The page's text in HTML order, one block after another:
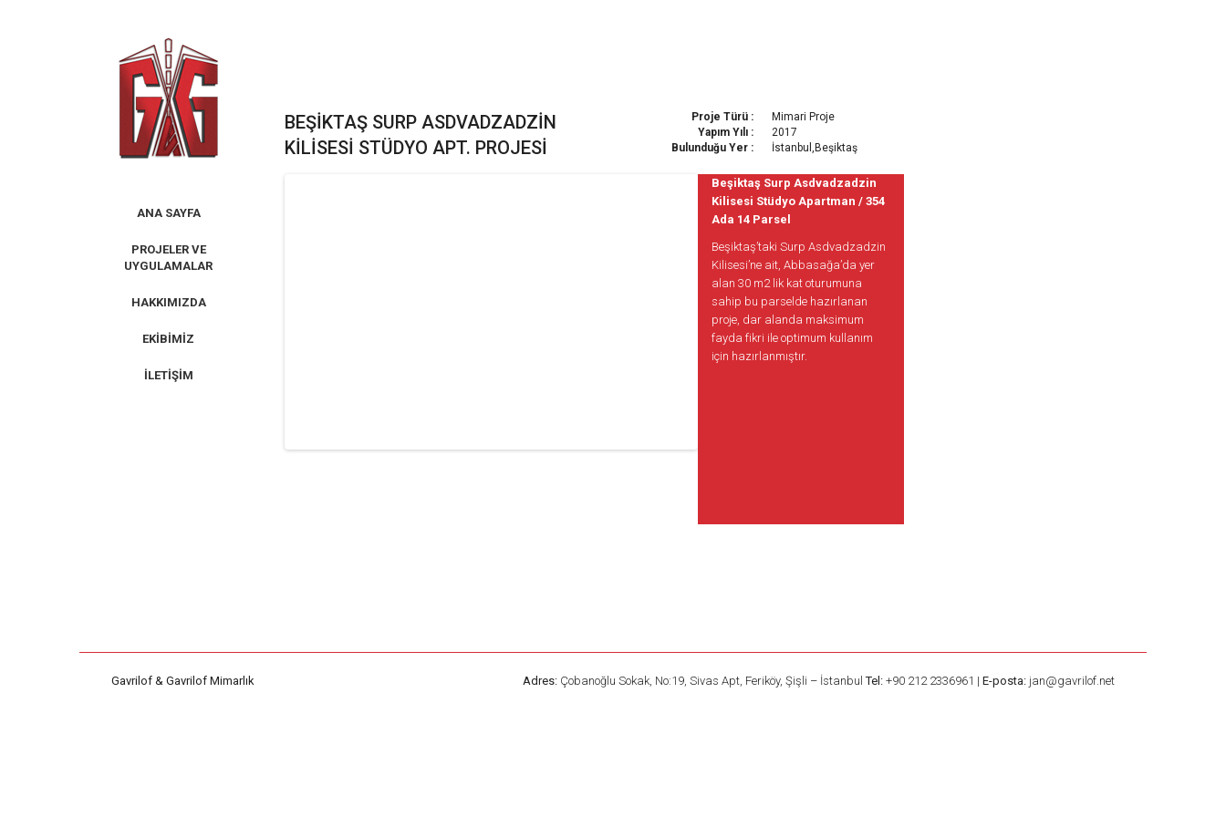
ANA SAYFA
PROJELER VE
UYGULAMALAR
HAKKIMIZDA
EKIBIMIZ
İLETIŞIM
BEŞIKTAŞ SURP ASDVADZADZIN
KILISESI STÜDYO APT. PROJESI
Proje Türü :
Mimari Proje
Yapım Yılı :
2017
Bulunduğu Yer :
İstanbul,Beşiktaş
Beşiktaş Surp Asdvadzadzin
Kilisesi Stüdyo Apartman / 354
Ada 14 Parsel
Beşiktaş’taki Surp Asdvadzadzin
Kilisesi’ne ait, Abbasağa’da yer
alan 30 m2 lik kat oturumuna
sahip bu parselde hazırlanan
proje, dar alanda maksimum
fayda fikri ile optimum kullanım
için hazırlanmıştır.
Gavrilof & Gavrilof Mimarlık Adres:Çobanoğlu Sokak, No:19, Sivas Apt, Feriköy, Şişli – İstanbulTel:+90 212 2336961 | E-posta:jan@gavrilof.net